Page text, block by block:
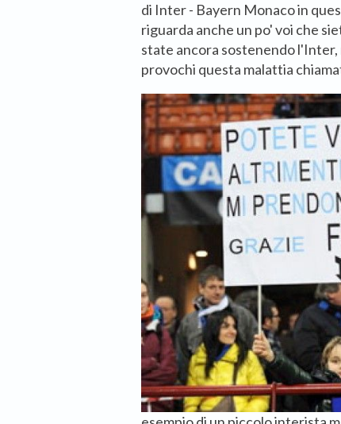
di Inter - Bayern Monaco in
riguarda anche un po' voi che
state ancora sostenendo
provochi questa malattia